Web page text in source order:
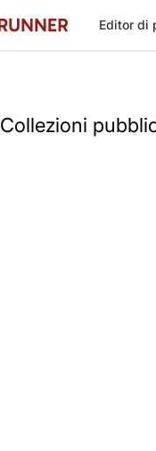
Editor di
Collezioni